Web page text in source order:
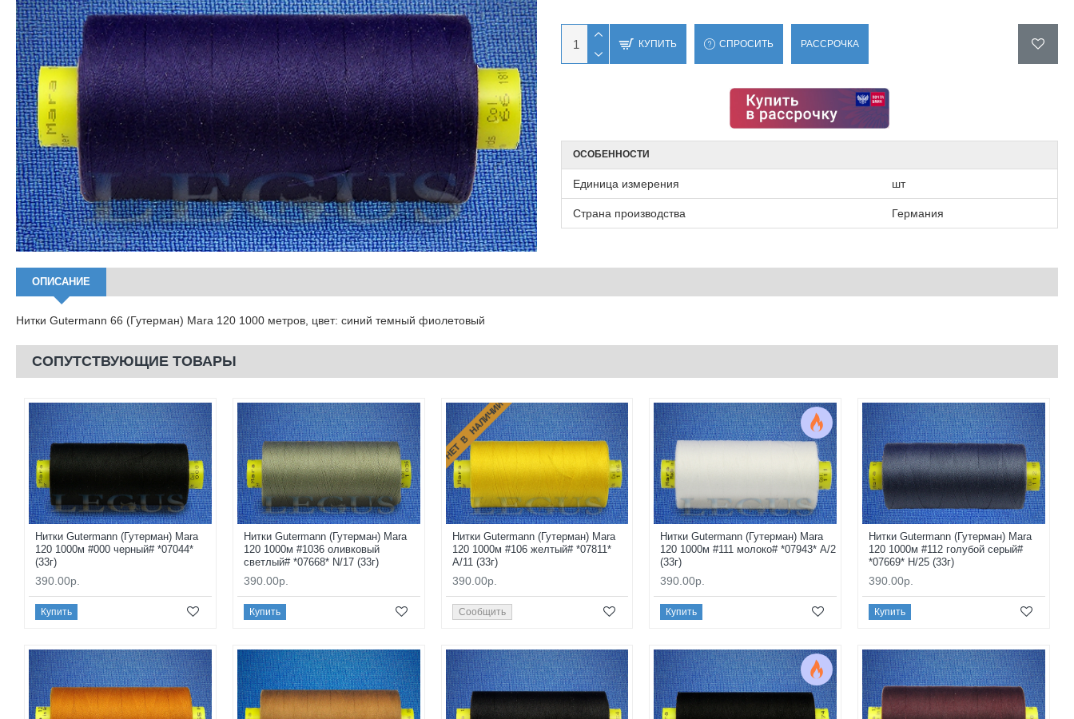
КУПИТЬ СПРОСИТЬ РАССРОЧКА
ОСОБЕННОСТИ
Единица измерения шт
Страна производства Германия
ОПИСАНИЕ
Нитки Gutermann 66 (Гутерман) Mara 120 1000 метров, цвет: синий темный фиолетовый
СОПУТСТВУЮЩИЕ ТОВАРЫ
Нитки Gutermann (Гутерман) Mara
120 1000м #000 черный# *07044*
(33г)
390.00р.
Купить
Нитки Gutermann (Гутерман) Mara
120 1000м #1036 оливковый
светлый# *07668* N/17 (33г)
390.00р.
Купить
НЕТ В НАЛИЧИИ
Нитки Gutermann (Гутерман) Mara
120 1000м #106 желтый# *07811*
A/11 (33г)
390.00р.
Сообщить
Нитки Gutermann (Гутерман) Mara
120 1000м #111 молоко# *07943* A/2
(33г)
390.00р.
Купить
Нитки Gutermann (Гутерман) Mara
120 1000м #112 голубой серый#
*07669* H/25 (33г)
390.00р.
Купить